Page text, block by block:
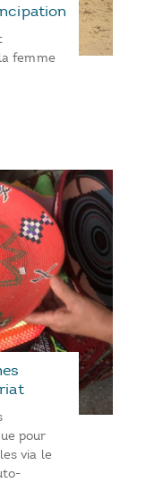
femme
pour
via le